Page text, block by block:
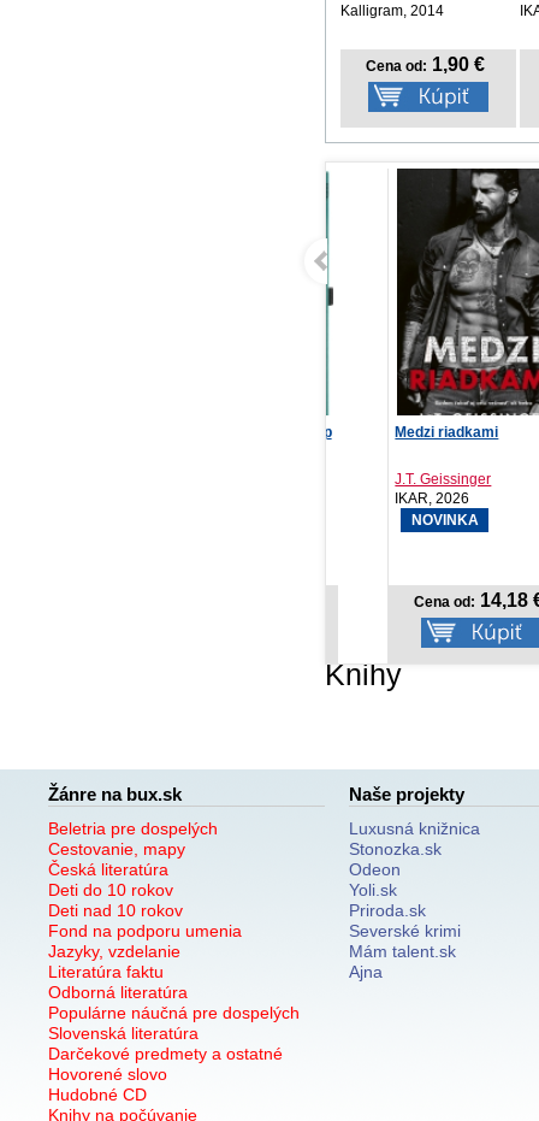
Kalligram, 2014
Cena od: 1,90 €
Medzi riadkami
J.T. Geissinger
IKAR, 2026
NOVINKA
14,18 €
Knihy
Žánre na bux.sk
Beletria pre dospelých
Cestovanie, mapy
Česká literatúra
Deti do 10 rokov
Deti nad 10 rokov
Fond na podporu umenia
Jazyky, vzdelanie
Literatúra faktu
Odborná literatúra
Populárne náučná pre dospelých
Slovenská literatúra
Darčekové predmety a ostatné
Hovorené slovo
Hudobné CD
Knihy na počúvanie
Naše projekty
Luxusná knižnica
Stonozka.sk
Odeon
Yoli.sk
Priroda.sk
Severské krimi
Mám talent.sk
Ajna